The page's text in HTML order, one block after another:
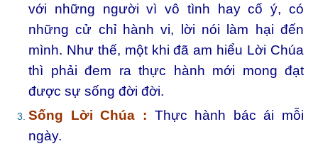
với những người vì vô tình hay cố ý, có
những cử chỉ hành vi, lời nói làm hại đến
mình. Như thế, một khi đã am hiểu Lời Chúa
thì phải đem ra thực hành mới mong đạt
được sự sống đời đời.
Sống Lời Chúa : Thực hành bác ái mỗi
ngày.